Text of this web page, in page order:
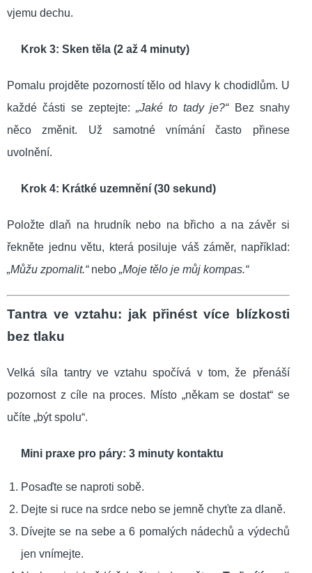
vjemu dechu.
Krok 3: Sken těla (2 až 4 minuty)
Pomalu projděte pozorností tělo od hlavy k chodidlům. U
každé části se zeptejte:„Jaké to tady je?“Bez snahy
něco změnit. Už samotné vnímání často přinese
uvolnění.
Krok 4: Krátké uzemnění (30 sekund)
Položte dlaň na hrudník nebo na břicho a na závěr si
řekněte jednu větu, která posiluje váš záměr, například:
„Můžu zpomalit.“nebo „Moje tělo je můj kompas.“
Tantra ve vztahu: jak přinést více blízkosti
bez tlaku
Velká síla tantry ve vztahu spočívá v tom, že přenáší
pozornost z cíle na proces. Místo „někam se dostat“ se
učíte „být spolu“.
Mini praxe pro páry: 3 minuty kontaktu
Posaďte se naproti sobě.
Dejte si ruce na srdce nebo se jemně chyťte za dlaně.
Dívejte se na sebe a 6 pomalých nádechů a výdechů
jen vnímejte.